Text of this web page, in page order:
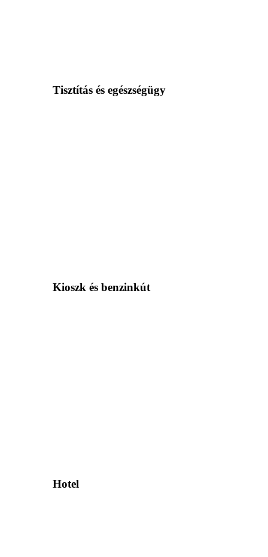
Tisztítás és egészségügy
Kioszk és benzinkút
Hotel